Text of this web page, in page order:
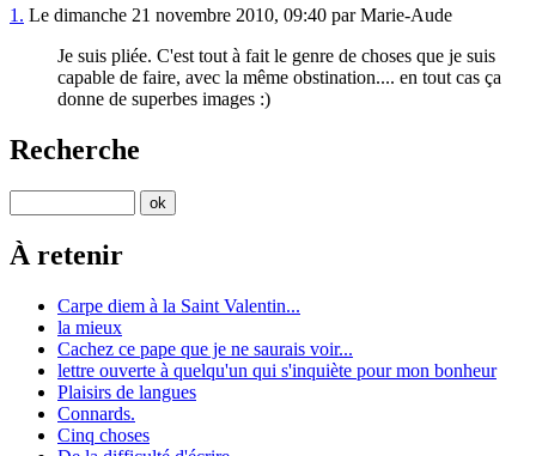
1. Le dimanche 21 novembre 2010, 09:40 par Marie-Aude
Je suis pliée. C'est tout à fait le genre de choses que je suis
capable de faire, avec la même obstination.... en tout cas ça
donne de superbes images :)
Recherche
À retenir
Carpe diem à la Saint Valentin...
la mieux
Cachez ce pape que je ne saurais voir...
lettre ouverte à quelqu'un qui s'inquiète pour mon bonheur
Plaisirs de langues
Connards.
Cinq choses